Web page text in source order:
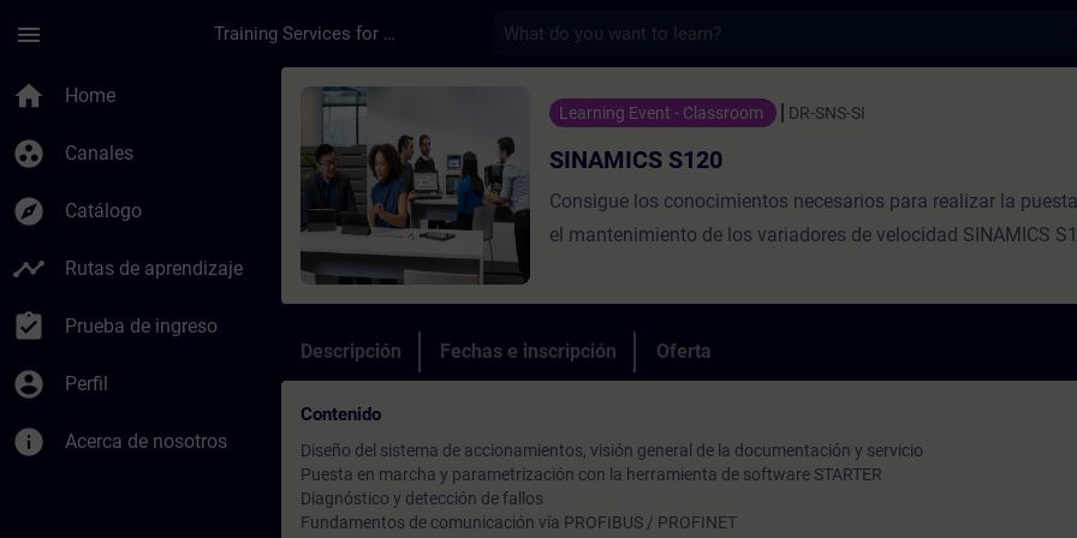
menu Training Services for Digital Industries
home Home
group_work Canales
explore Catálogo
timeline Rutas de aprendizaje
assignment_turned_in Prueba de ingreso
account_circle Perfil
info Acerca de nosotros
Curso - SINAMICS S120 - Entrenamiento - Capacitación -
Learning Event - Classroom DR-SNS-SI
SINAMICS S120
Consigue los conocimientos necesarios para realizar la
el mantenimiento de los variadores de velocidad SINAMICS
Descripción Fechas e inscripción Oferta
Contenido
Diseño del sistema de accionamientos, visión general de la documentación y servicio
Puesta en marcha y parametrización con la herramienta de software STARTER
Diagnóstico y detección de fallos
Fundamentos de comunicación vía PROFIBUS / PROFINET